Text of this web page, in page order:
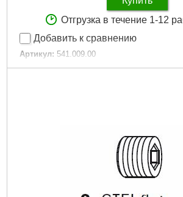
Отгрузка в течение 1-12
Добавить к сравнению
Артикул: 541.009.00
Код товара: 30.79.04